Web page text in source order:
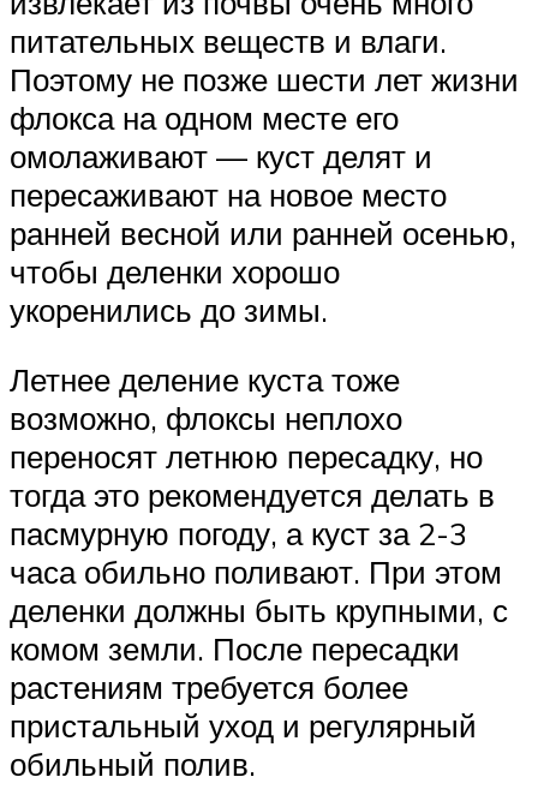
питательных веществ и влаги.
Поэтому не позже шести лет жизни
флокса на одном месте его
омолаживают — куст делят и
пересаживают на новое место
ранней весной или ранней осенью,
чтобы деленки хорошо
укоренились до зимы.
Летнее деление куста тоже
возможно, флоксы неплохо
переносят летнюю пересадку, но
тогда это рекомендуется делать в
пасмурную погоду, а куст за 2-3
часа обильно поливают. При этом
деленки должны быть крупными, с
комом земли. После пересадки
растениям требуется более
пристальный уход и регулярный
обильный полив.